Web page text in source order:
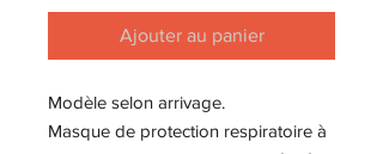
Ajouter au panier
Modèle selon arrivage.
Masque de protection respiratoire à